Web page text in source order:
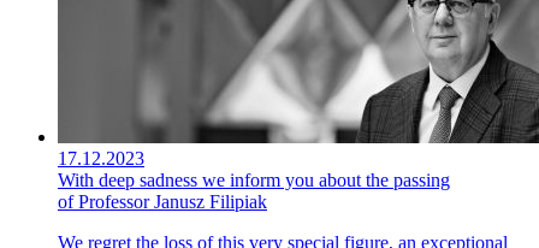
17.12.2023
With deep sadness we inform you about the passing
of Professor Janusz Filipiak
We regret the loss of this very special figure, an exceptional